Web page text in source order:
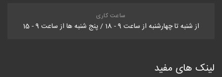
ساعت کاری
از شنبه تا چهارشنبه از ساعت 9 - 18 / پنج شنبه ها از ساعت 9 - 15
لینک های مفید